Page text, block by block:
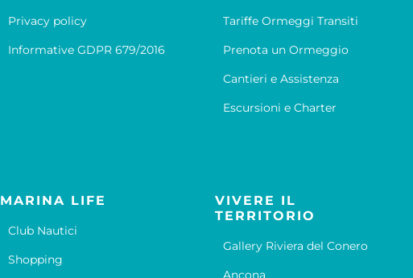
Privacy policy
Informative GDPR 679/2016
Tariffe Ormeggi Transiti
Prenota un Ormeggio
Cantieri e Assistenza
Escursioni e Charter
MARINA LIFE
Club Nautici
Shopping
VIVERE IL
TERRITORIO
Gallery Riviera del Conero
Ancona